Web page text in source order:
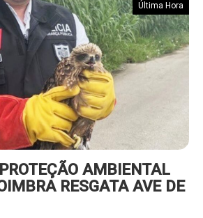
Última Hora
AMBIENTAL
RESGATA AVE DE